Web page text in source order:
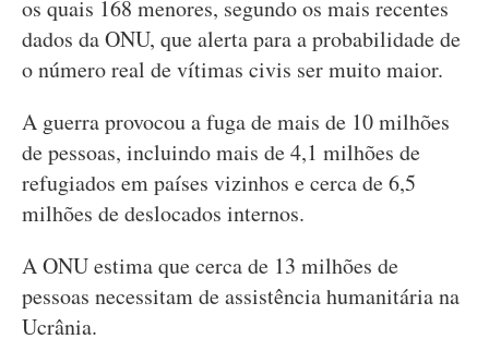
os quais 168 menores, segundo os mais recentes
dados da ONU, que alerta para a probabilidade de
o número real de vítimas civis ser muito maior.
A guerra provocou a fuga de mais de 10 milhões
de pessoas, incluindo mais de 4,1 milhões de
refugiados em países vizinhos e cerca de 6,5
milhões de deslocados internos.
A ONU estima que cerca de 13 milhões de
pessoas necessitam de assistência humanitária na
Ucrânia.